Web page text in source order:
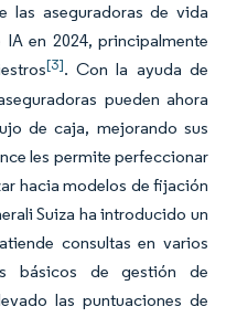
las aseguradoras de vida
en 2024, principalmente
[3]. Con la ayuda de
pueden ahora
de caja, mejorando sus
les permite perfeccionar
hacia modelos de fijación
Suiza ha introducido un
consultas en varios
básicos de gestión de
las puntuaciones de